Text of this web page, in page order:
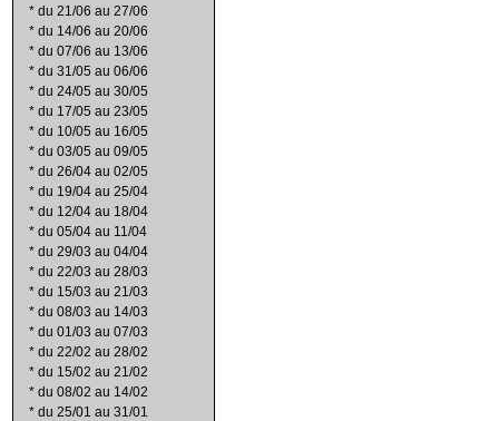
* du 21/06 au 27/06
* du 14/06 au 20/06
* du 07/06 au 13/06
* du 31/05 au 06/06
* du 24/05 au 30/05
* du 17/05 au 23/05
* du 10/05 au 16/05
* du 03/05 au 09/05
* du 26/04 au 02/05
* du 19/04 au 25/04
* du 12/04 au 18/04
* du 05/04 au 11/04
* du 29/03 au 04/04
* du 22/03 au 28/03
* du 15/03 au 21/03
* du 08/03 au 14/03
* du 01/03 au 07/03
* du 22/02 au 28/02
* du 15/02 au 21/02
* du 08/02 au 14/02
* du 25/01 au 31/01